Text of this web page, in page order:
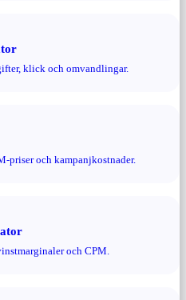
klick och omvandlingar.
priser och kampanjkostnader.
och CPM.